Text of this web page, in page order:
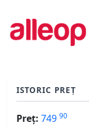
ISTORIC PREȚ
Preț: 749 90